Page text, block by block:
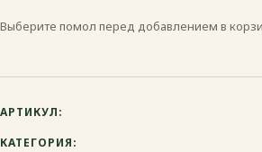
Френч-пресс
Гейзерная
Турка
Выберите помол перед добавлением в
АРТИКУЛ:
КАТЕГОРИЯ: